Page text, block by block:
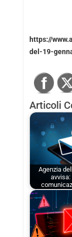
https://
del-19-
Articoli
Agenzia